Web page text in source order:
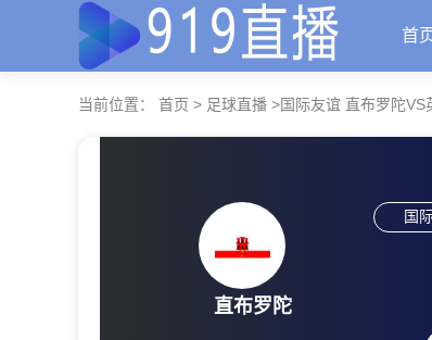
首
当前位置： 首页 > 足球直播 >国际友谊 直布罗陀
直布罗陀
国